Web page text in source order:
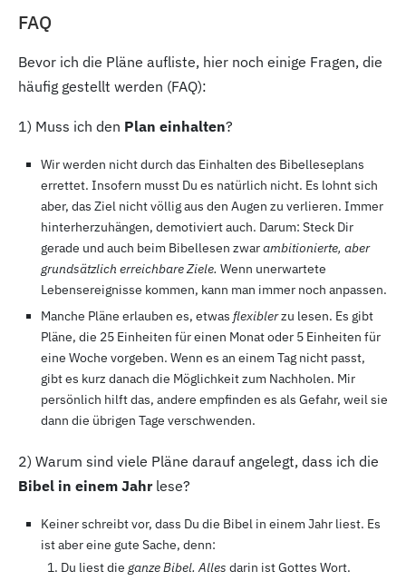
FAQ
Bevor ich die Pläne aufliste, hier noch einige Fragen, die
häufig gestellt werden (FAQ):
1) Muss ich den Plan einhalten?
Wir werden nicht durch das Einhalten des Bibelleseplans
errettet. Insofern musst Du es natürlich nicht. Es lohnt sich
aber, das Ziel nicht völlig aus den Augen zu verlieren. Immer
hinterherzuhängen, demotiviert auch. Darum: Steck Dir
gerade und auch beim Bibellesen zwarambitionierte, aber
grundsätzlich erreichbare Ziele. Wenn unerwartete
Lebensereignisse kommen, kann man immer noch anpassen.
Manche Pläne erlauben es, etwas flexiblerzu lesen. Es gibt
Pläne, die 25 Einheiten für einen Monat oder 5 Einheiten für
eine Woche vorgeben. Wenn es an einem Tag nicht passt,
gibt es kurz danach die Möglichkeit zum Nachholen. Mir
persönlich hilft das, andere empfinden es als Gefahr, weil sie
dann die übrigen Tage verschwenden.
2) Warum sind viele Pläne darauf angelegt, dass ich die
Bibel in einem Jahrlese?
Keiner schreibt vor, dass Du die Bibel in einem Jahr liest. Es
ist aber eine gute Sache, denn:
Du liest die ganzeBibel. Alles darin ist Gottes Wort.